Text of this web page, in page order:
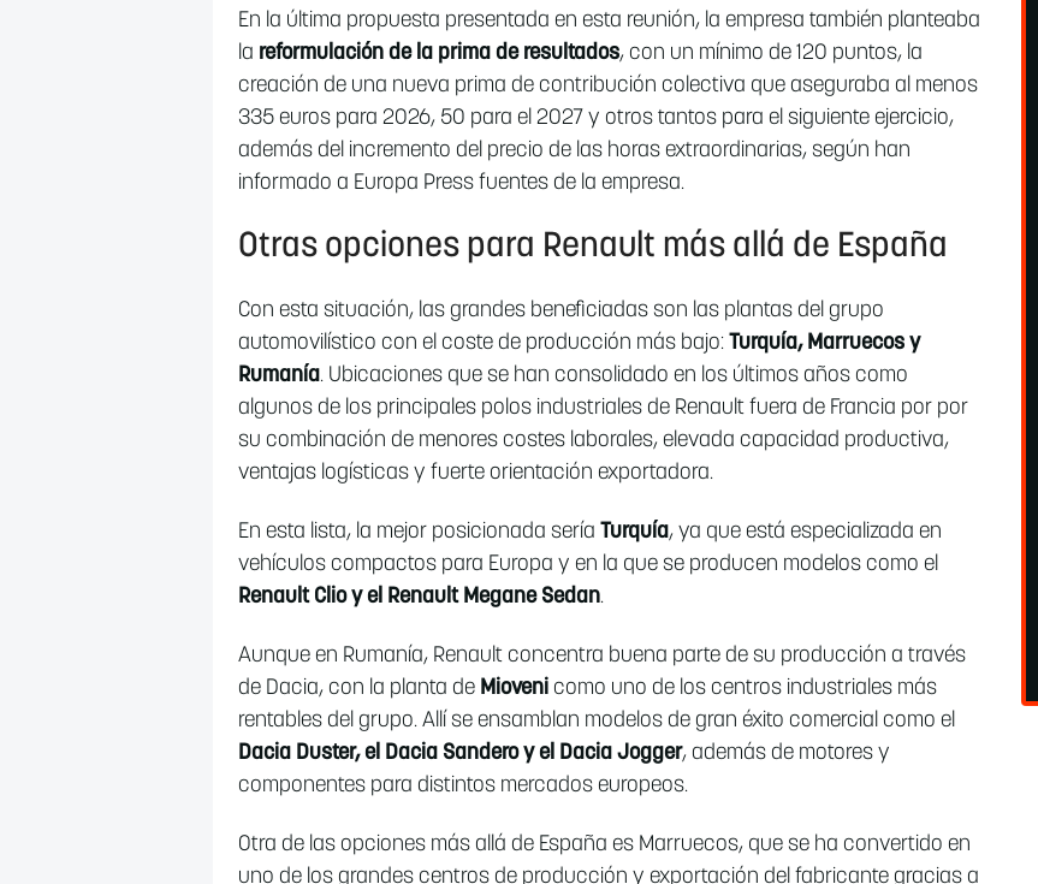
En la última propuesta presentada en esta reunión, la empresa también planteaba
la reformulación de la prima de resultados, con un mínimo de 120 puntos, la
creación de una nueva prima de contribución colectiva que aseguraba al menos
335 euros para 2026, 50 para el 2027 y otros tantos para el siguiente ejercicio,
además del incremento del precio de las horas extraordinarias, según han
informado a Europa Press fuentes de la empresa.
Otras opciones para Renault más allá de España
Con esta situación, las grandes beneficiadas son las plantas del grupo
automovilístico con el coste de producción más bajo: Turquía, Marruecos y
Rumanía. Ubicaciones que se han consolidado en los últimos años como
algunos de los principales polos industriales de Renault fuera de Francia por por
su combinación de menores costes laborales, elevada capacidad productiva,
ventajas logísticas y fuerte orientación exportadora.
En esta lista, la mejor posicionada sería Turquía, ya que está especializada en
vehículos compactos para Europa y en la que se producen modelos como el
Renault Clio y el Renault Megane Sedan.
Aunque en Rumanía, Renault concentra buena parte de su producción a través
de Dacia, con la planta de Mioveni como uno de los centros industriales más
rentables del grupo. Allí se ensamblan modelos de gran éxito comercial como el
Dacia Duster, el Dacia Sandero y el Dacia Jogger, además de motores y
componentes para distintos mercados europeos.
Otra de las opciones más allá de España es Marruecos, que se ha convertido en
uno de los grandes centros de producción y exportación del fabricante gracias a